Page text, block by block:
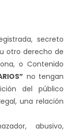
secreto
otro derecho de
o Contenido
no tengan
del público
una relación
abusivo,